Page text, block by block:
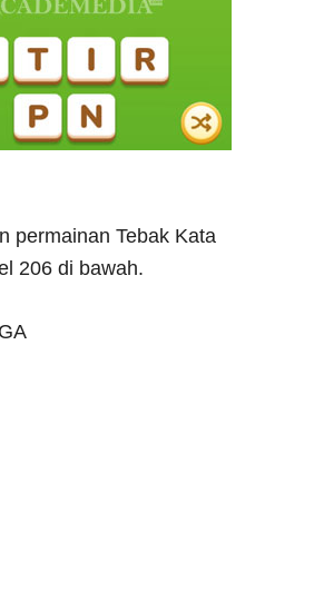
permainan Tebak Kata
206 di bawah.